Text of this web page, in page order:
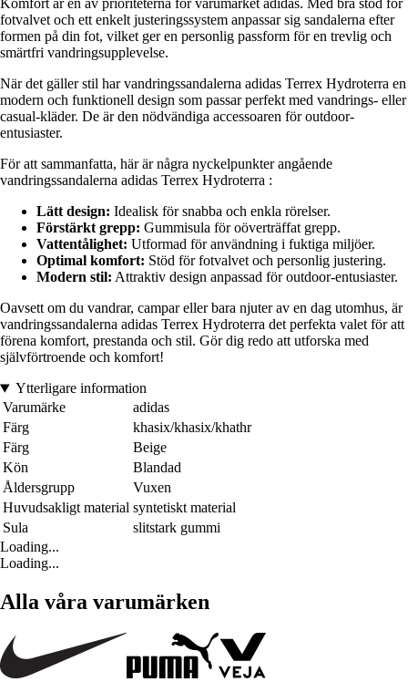
Komfort är en av prioriteterna för varumärket adidas. Med bra stöd för
fotvalvet och ett enkelt justeringssystem anpassar sig sandalerna efter
formen på din fot, vilket ger en personlig passform för en trevlig och
smärtfri vandringsupplevelse.
När det gäller stil har vandringssandalerna adidas Terrex Hydroterra en
modern och funktionell design som passar perfekt med vandrings- eller
casual-kläder. De är den nödvändiga accessoaren för outdoor-
entusiaster.
För att sammanfatta, här är några nyckelpunkter angående
vandringssandalerna adidas Terrex Hydroterra :
Lätt design: Idealisk för snabba och enkla rörelser.
Förstärkt grepp: Gummisula för oöverträffat grepp.
Vattentålighet: Utformad för användning i fuktiga miljöer.
Optimal komfort: Stöd för fotvalvet och personlig justering.
Modern stil: Attraktiv design anpassad för outdoor-entusiaster.
Oavsett om du vandrar, campar eller bara njuter av en dag utomhus, är
vandringssandalerna adidas Terrex Hydroterra det perfekta valet för att
förena komfort, prestanda och stil. Gör dig redo att utforska med
självförtroende och komfort!
Ytterligare information
Varumärke
adidas
Färg
khasix/khasix/khathr
Färg
Beige
Kön
Blandad
Åldersgrupp
Vuxen
Huvudsakligt material syntetiskt material
Sula
slitstark gummi
Loading...
Loading...
Alla våra varumärken